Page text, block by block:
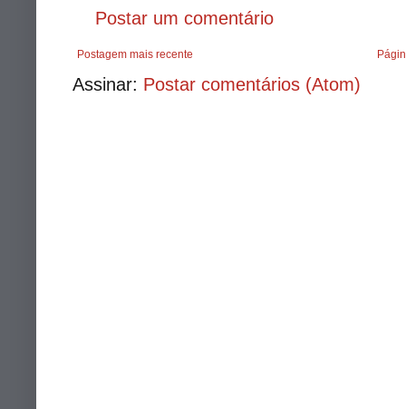
Postar um comentário
Postagem mais recente
Assinar: Postar comentários (Atom)